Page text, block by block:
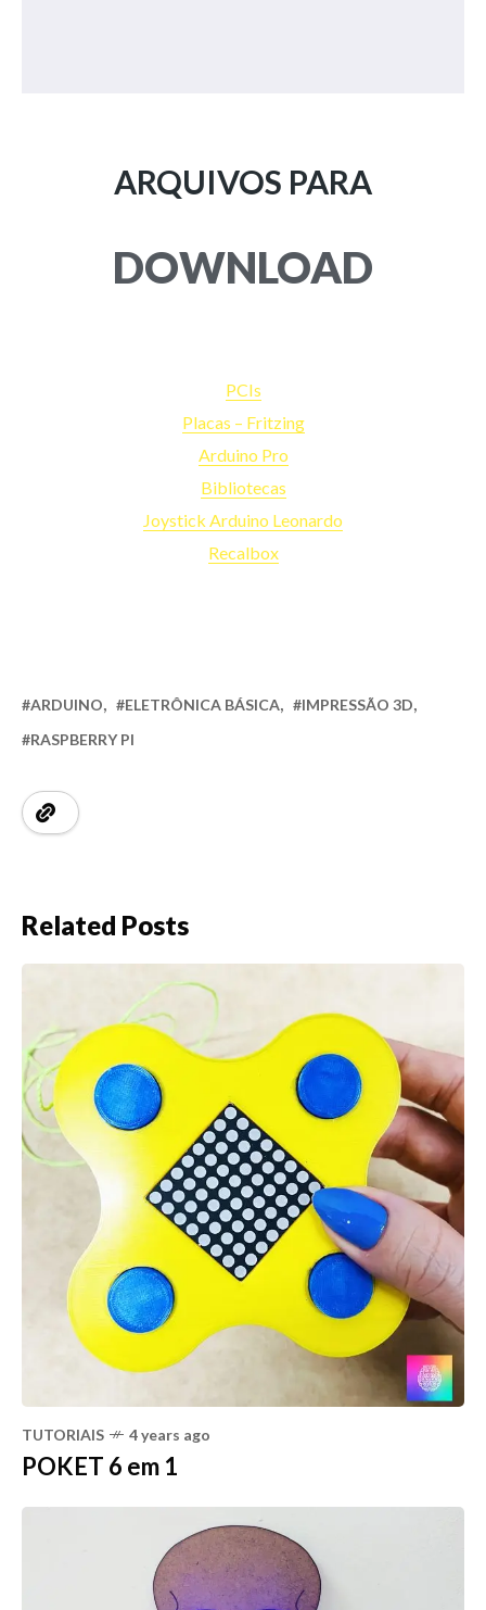
ARQUIVOS PARA
DOWNLOAD
PCIs
Placas – Fritzing
Arduino Pro
Bibliotecas
Joystick Arduino Leonardo
Recalbox
ARDUINO ELETRÔNICA BÁSICA
IMPRESSÃO 3D
RASPBERRY PI
Related Posts
TUTORIAIS 4 years ago
POKET 6 em 1